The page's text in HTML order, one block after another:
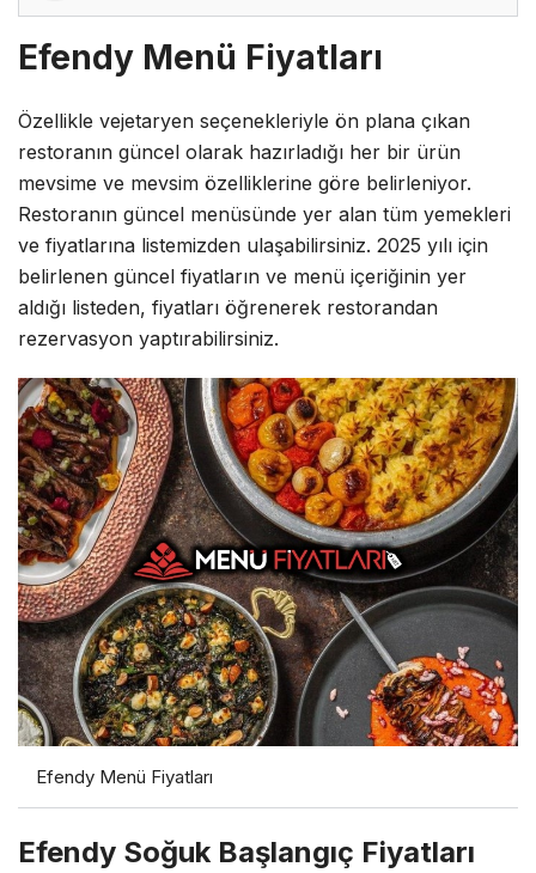
Efendy Menü Fiyatları
Özellikle vejetaryen seçenekleriyle ön plana çıkan
restoranın güncel olarak hazırladığı her bir ürün
mevsime ve mevsim özelliklerine göre belirleniyor.
Restoranın güncel menüsünde yer alan tüm yemekleri
ve fiyatlarına listemizden ulaşabilirsiniz. 2025 yılı için
belirlenen güncel fiyatların ve menü içeriğinin yer
aldığı listeden, fiyatları öğrenerek restorandan
rezervasyon yaptırabilirsiniz.
Efendy Menü Fiyatları
Efendy Soğuk Başlangıç Fiyatları